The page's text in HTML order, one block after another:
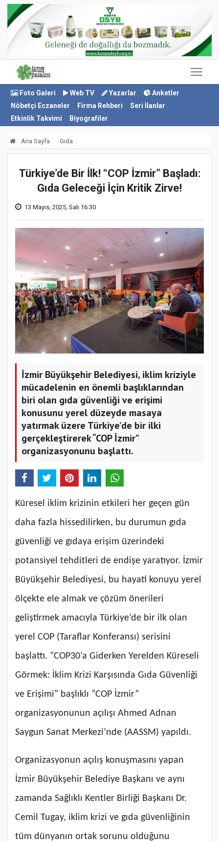
Foto Galeri Web TV Yazarlar
Anketler
Nöbetçi Eczaneler
Firma Rehberi
Seri İlanlar
Etkinlik Takvimi
Biyografiler
Ana Sayfa Gıda
Türkiye’de Bir İlk! “COP İzmir” Başladı:
Gıda Geleceği İçin Kritik Zirve!
13 Mayıs, 2025, Salı 16:30
İzmir Büyükşehir Belediyesi, iklim kriziyle
mücadelenin en önemli başlıklarından
biri olan gıda güvenliği ve erişimi
konusunu yerel düzeyde masaya
yatırmak üzere Türkiye’de bir ilki
gerçekleştirerek “COP İzmir”
organizasyonunu başlattı.
Küresel iklim krizinin etkileri her geçen gün
daha fazla hissedilirken, bu durumun gıda
güvenliği ve gıdaya erişim üzerindeki
potansiyel tehditleri de endişe yaratıyor. İzmir
Büyükşehir Belediyesi, bu hayati konuyu yerel
ölçekte ele almak ve çözüm önerileri
geliştirmek amacıyla Türkiye’de bir ilk olan
yerel COP (Taraflar Konferansı) serisini
başlattı. “COP30’a Giderken Yerelden Küreseli
Görmek: İklim Krizi Karşısında Gıda Güvenliği
ve Erişimi” başlıklı “COP İzmir”
organizasyonunun açılışı Ahmed Adnan
Saygun Sanat Merkezi’nde (AASSM) yapıldı.
Organizasyonun açılış konuşmasını yapan
İzmir Büyükşehir Belediye Başkanı ve aynı
zamanda Sağlıklı Kentler Birliği Başkanı Dr.
Cemil Tugay, iklim krizi ve gıda güvenliğinin
tüm dünyanın ortak sorunu olduğunu